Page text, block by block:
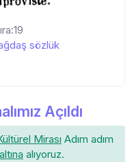
sözlük
Açıldı
Mirası Adım adım
alıyoruz.